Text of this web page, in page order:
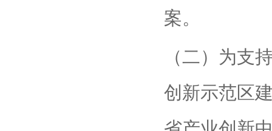
案。
（二）为支
创新示范区